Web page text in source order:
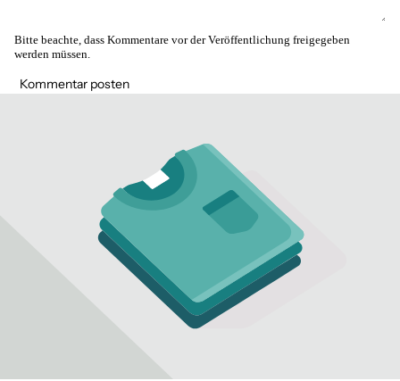
Bitte beachte, dass Kommentare vor der Veröffentlichung freigegeben
werden müssen.
Kommentar posten